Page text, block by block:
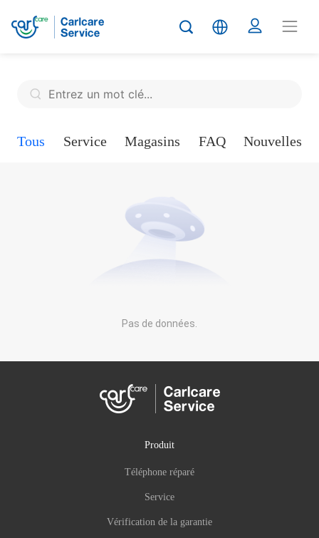
Tous Service Magasins FAQ Nouvelles
Pas de données.
Produit
Téléphone réparé
Service
Vérification de la garantie